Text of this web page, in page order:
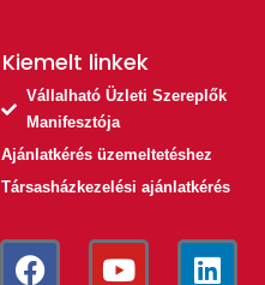
Kiemelt linkek​
Vállalható Üzleti Szereplők
Manifesztója
Ajánlatkérés üzemeltetéshez
Társasházkezelési ajánlatkérés